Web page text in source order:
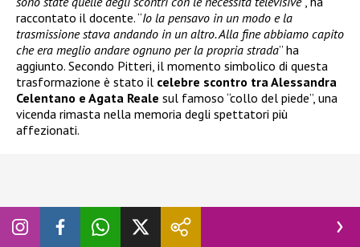
raccontato il docente. “Io la pensavo in un modo e la
trasmissione stava andando in un altro. Alla fine abbiamo capito
che era meglio andare ognuno per la propria strada” ha
aggiunto. Secondo Pitteri, il momento simbolico di questa
trasformazione è stato il celebre scontro tra Alessandra
Celentano e Agata Reale sul famoso “collo del piede”, una
vicenda rimasta nella memoria degli spettatori più
affezionati.